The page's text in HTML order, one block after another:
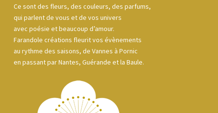
Ce sont des fleurs, des couleurs, des parfums,
qui parlent de vous et de vos univers
avec poésie et beaucoup d’amour.
Farandole créations fleurit vos évènements
au rythme des saisons, de Vannes à Pornic
en passant par Nantes, Guérande et la Baule.